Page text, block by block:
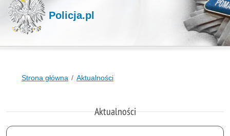
Policja.pl
Strona główna Aktualności
Aktualności